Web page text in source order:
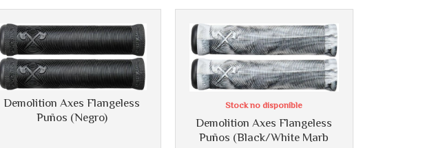
Demolition Axes Flangeless
Puños (Negro)
Demolition Axes Flangeless
Puños (Black/White Marb
Stock no disponible